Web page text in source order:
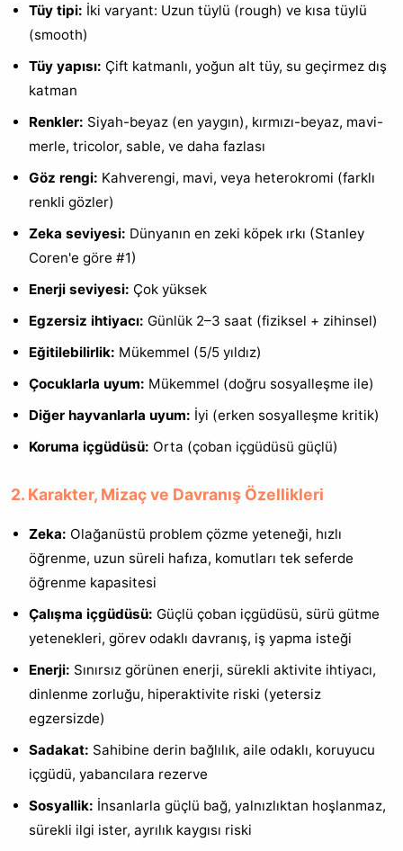
Tüy tipi: İki varyant: Uzun tüylü (rough) ve kısa tüylü
(smooth)
Tüy yapısı: Çift katmanlı, yoğun alt tüy, su geçirmez dış
katman
Renkler: Siyah-beyaz (en yaygın), kırmızı-beyaz, mavi-
merle, tricolor, sable, ve daha fazlası
Göz rengi: Kahverengi, mavi, veya heterokromi (farklı
renkli gözler)
Zeka seviyesi: Dünyanın en zeki köpek ırkı (Stanley
Coren'e göre #1)
Enerji seviyesi: Çok yüksek
Egzersiz ihtiyacı: Günlük 2–3 saat (fiziksel + zihinsel)
Eğitilebilirlik: Mükemmel (5/5 yıldız)
Çocuklarla uyum: Mükemmel (doğru sosyalleşme ile)
Diğer hayvanlarla uyum: İyi (erken sosyalleşme kritik)
Koruma içgüdüsü: Orta (çoban içgüdüsü güçlü)
2. Karakter, Mizaç ve Davranış Özellikleri
Zeka: Olağanüstü problem çözme yeteneği, hızlı
öğrenme, uzun süreli hafıza, komutları tek seferde
öğrenme kapasitesi
Çalışma içgüdüsü: Güçlü çoban içgüdüsü, sürü gütme
yetenekleri, görev odaklı davranış, iş yapma isteği
Enerji: Sınırsız görünen enerji, sürekli aktivite ihtiyacı,
dinlenme zorluğu, hiperaktivite riski (yetersiz
egzersizde)
Sadakat: Sahibine derin bağlılık, aile odaklı, koruyucu
içgüdü, yabancılara rezerve
Sosyallik: İnsanlarla güçlü bağ, yalnızlıktan hoşlanmaz,
sürekli ilgi ister, ayrılık kaygısı riski